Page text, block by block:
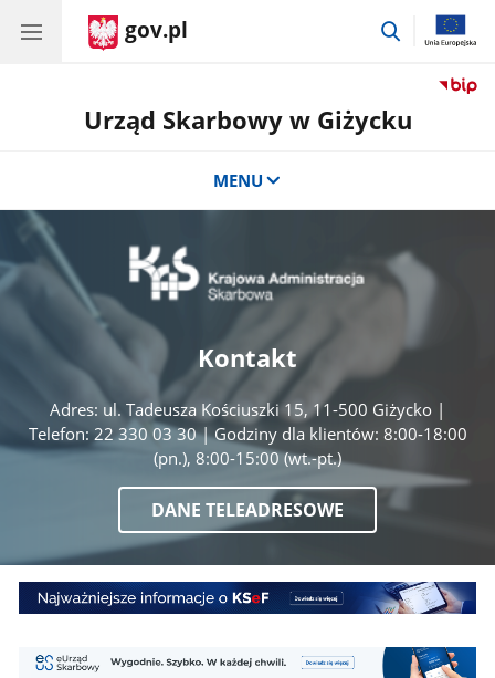
gov.pl
przejdź
Urząd Skarbowy w Giżycku
MENU
Kontakt
Adres: ul. Tadeusza Kościuszki 15, 11-500 Giżycko |
Telefon: 22 330 03 30 | Godziny dla klientów: 8:00-18:00
(pn.), 8:00-15:00 (wt.-pt.)
DANE TELEADRESOWE
Baner
1
Baner